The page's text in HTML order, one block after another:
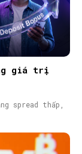
giá trị
spread thấp,